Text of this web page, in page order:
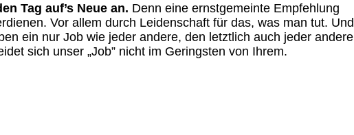
Tag auf’s Neue an. Denn eine ernstgemeinte Empfehlung
Vor allem durch Leidenschaft für das, was man tut. Und
ein nur Job wie jeder andere, den letztlich auch jeder andere
sich unser „Job” nicht im Geringsten von Ihrem.